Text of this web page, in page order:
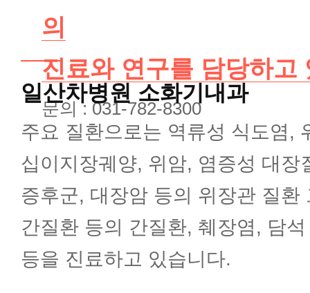
산부인과(난임센터)
산부인과(부인종양센터)
소화기내과
내분비내과
의
진료와 연구를 담당하고
문의 : 031-782-8300
일산차병원 소화기내과
주요 질환으로는 역류성 식도염,
십이지장궤양, 위암, 염증성 대장
증후군, 대장암 등의 위장관 질환
간질환 등의 간질환, 췌장염, 담
등을 진료하고 있습니다.